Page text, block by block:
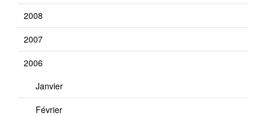
2008
2007
2006
Janvier
Février